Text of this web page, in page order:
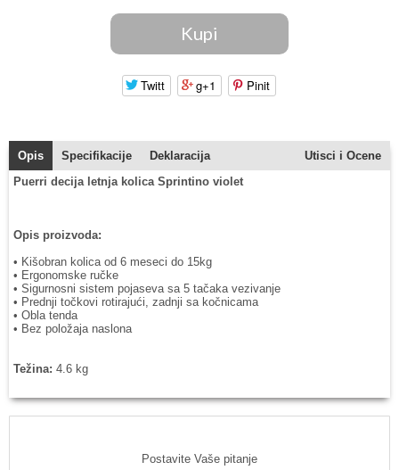
Twitt g+1 Pinit
Opis Specifikacije Deklaracija
Utisci i Ocene
Puerri decija letnja kolica Sprintino violet
Opis proizvoda:
• Kišobran kolica od 6 meseci do 15kg
• Ergonomske ručke
• Sigurnosni sistem pojaseva sa 5 tačaka vezivanje
• Prednji točkovi rotirajući, zadnji sa kočnicama
• Obla tenda
• Bez položaja naslona
Težina: 4.6 kg
Postavite Vaše pitanje